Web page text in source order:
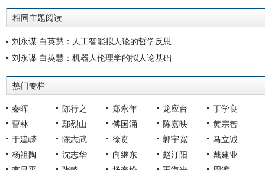
相同主题阅读
刘永谋 白英慧：人工智能拟人论的哲学反思
刘永谋 白英慧：机器人伦理学的拟人论基础
热门专栏
秦晖 陈行之 郑永年 龙应台
丁学良
曹林
鄢烈山 傅国涌 陈嘉映
黄宗智
于建嵘
陈志武 徐贲 郭宇宽
马立诚
杨祖陶
沈志华 向继东 赵汀阳
戴建业